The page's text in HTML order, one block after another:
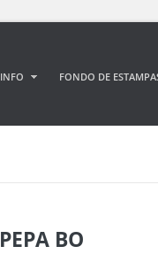
INFO FONDO DE
PEPA BO